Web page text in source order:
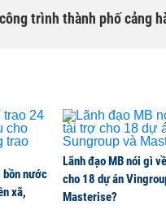
trình thành phố cảng
trình đóng BHXH bắt
bồn nước
xã,
Lãnh đạo MB nói gì
cho 18 dự án
Masterise?